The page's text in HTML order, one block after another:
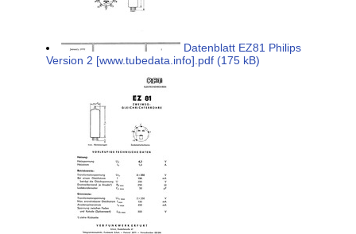
Datenblatt EZ81 Philips
Version 2 [www.tubedata.info].pdf (175 kB)